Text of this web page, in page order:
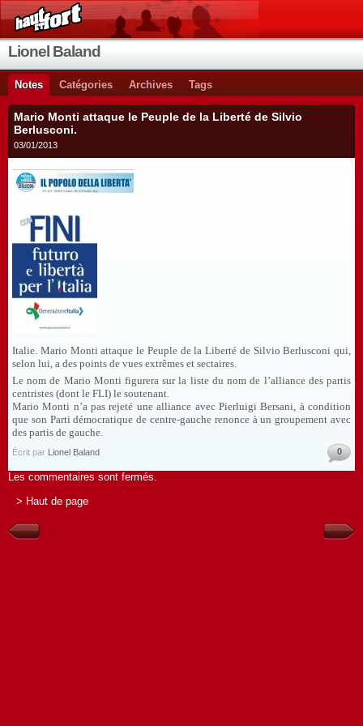
Lionel Baland
Notes Catégories Archives Tags
Mario Monti attaque le Peuple de la Liberté de Silvio
Berlusconi.
03/01/2013
Italie. Mario Monti attaque le Peuple de la Liberté de Silvio Berlusconi qui,
selon lui, a des points de vues extrêmes et sectaires.
Le nom de Mario Monti figurera sur la liste du nom de l’alliance des partis
centristes (dont le FLI) le soutenant.
Mario Monti n’a pas rejeté une alliance avec Pierluigi Bersani, à condition
que son Parti démocratique de centre-gauche renonce à un groupement avec
des partis de gauche.
Écrit par Lionel Baland 0
Les commentaires sont fermés.
> Haut de page